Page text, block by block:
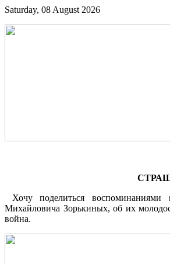
Saturday, 08 August 2026
Хочу поделиться
Михайловича Зорькиных, об их
война.